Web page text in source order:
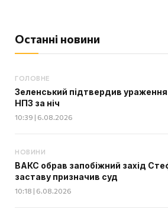
Останні новини
ГОЛОВНЕ
Зеленський підтвердив ураження
НПЗ за ніч
10:39 | 6.08.2026
НОВИНИ
ВАКС обрав запобіжний захід
заставу призначив суд
10:18 | 6.08.2026